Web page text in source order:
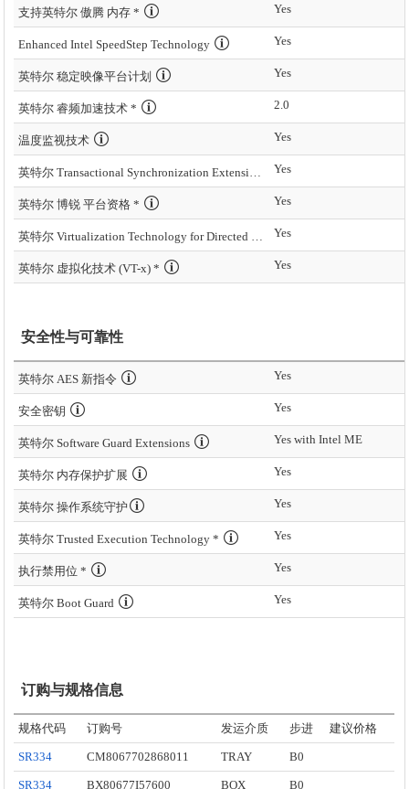
支持英特尔 傲腾 内存 * Yes
Enhanced Intel SpeedStep Technology Yes
英特尔 稳定映像平台计划 Yes
英特尔 睿频加速技术 * 2.0
温度监视技术 Yes
Yes
英特尔 博锐 平台资格 * Yes
Yes
英特尔 虚拟化技术 (VT-x) * Yes
安全性与可靠性
英特尔 AES 新指令 Yes
安全密钥 Yes
英特尔 Software Guard Extensions Yes with Intel ME
英特尔 内存保护扩展 Yes
英特尔 操作系统守护 Yes
英特尔 Trusted Execution Technology * Yes
执行禁用位 * Yes
英特尔 Boot Guard Yes
订购与规格信息
规格代码 订购号 发运介质 步进 建议价格
SR334 CM8067702868011 TRAY B0
SR334 BX80677I57600 BOX B0